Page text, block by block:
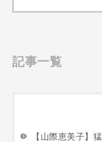
記事一覧
【山際恵美子】